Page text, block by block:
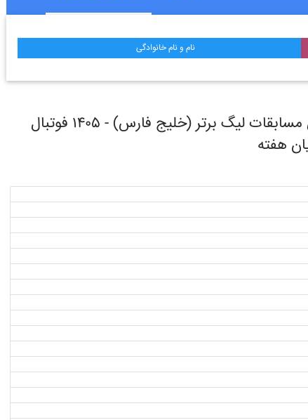
نام و نام خانوادگی
روند حرکتی تیم فوتبال تراکتور تبریز در طول مسابقات ليگ برتر (خليج فارس) - ۱۴۰۵ فوتبال
هفته